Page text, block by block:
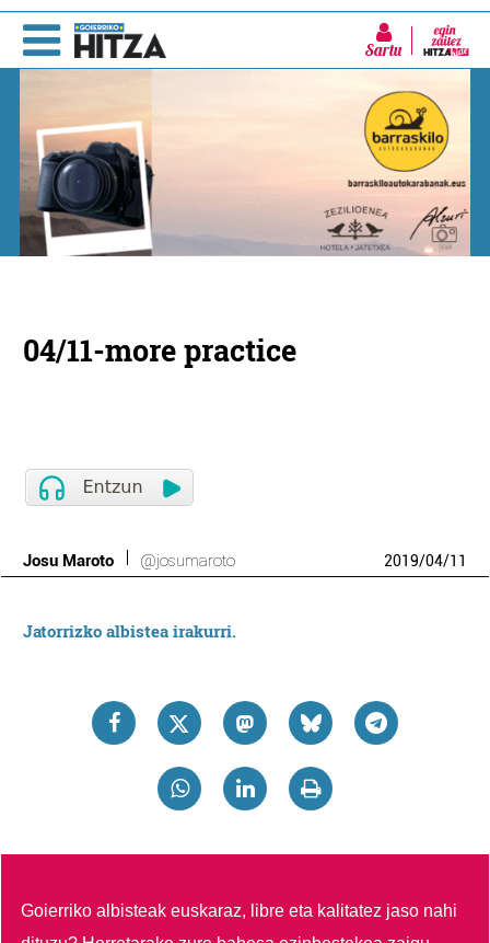
Sartu
04/11-more practice
Josu Maroto @josumaroto 2019/04/11
Jatorrizko albistea irakurri.
Goierriko albisteak euskaraz, libre eta kalitatez jaso nahi